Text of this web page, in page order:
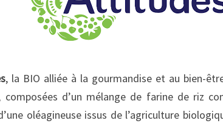
, la BIO alliée à la gourmandise et au bien-
composées d’un mélange de farine de riz
oléagineuse issus de l’agriculture